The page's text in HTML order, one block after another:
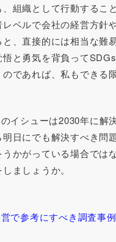
組織として行動するこ
ベルで会社の経営方針
、直接的には相当な難
悟と勇気を背負って
であれば、私もできる
イシューは2030年に解
日にでも解決すべき問
かがっている場合では
ましょうか。
で参考にすべき調査事